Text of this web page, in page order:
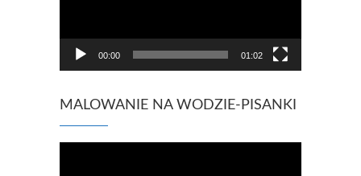
00:00 01:02
MALOWANIE NA WODZIE-PISANKI